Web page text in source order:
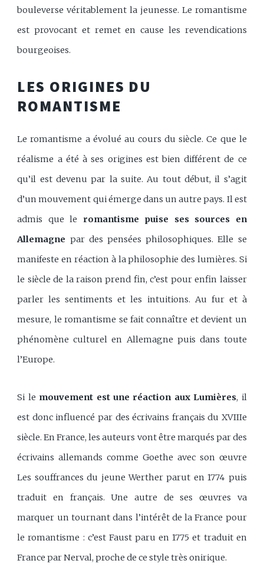
bouleverse véritablement la jeunesse. Le romantisme
est provocant et remet en cause les revendications
bourgeoises.
LES ORIGINES DU
ROMANTISME
Le romantisme a évolué au cours du siècle. Ce que le
réalisme a été à ses origines est bien différent de ce
qu’il est devenu par la suite. Au tout début, il s’agit
d’un mouvement qui émerge dans un autre pays. Il est
admis que le romantisme puise ses sources en
Allemagne par des pensées philosophiques. Elle se
manifeste en réaction à la philosophie des lumières. Si
le siècle de la raison prend fin, c’est pour enfin laisser
parler les sentiments et les intuitions. Au fur et à
mesure, le romantisme se fait connaître et devient un
phénomène culturel en Allemagne puis dans toute
l’Europe.
Si le mouvement est une réaction aux Lumières, il
est donc influencé par des écrivains français du XVIIIe
siècle. En France, les auteurs vont être marqués par des
écrivains allemands comme Goethe avec son œuvre
Les souffrances du jeune Werther parut en 1774 puis
traduit en français. Une autre de ses œuvres va
marquer un tournant dans l’intérêt de la France pour
le romantisme : c’est Faust paru en 1775 et traduit en
France par Nerval, proche de ce style très onirique.